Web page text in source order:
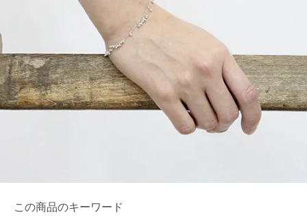
この商品のキーワード